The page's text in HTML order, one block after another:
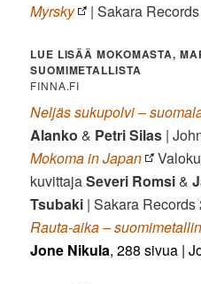
Myrsky
| Sakara
LUE LISÄÄ MOKOMASTA,
SUOMIMETALLISTA
FINNA.FI
Neljäs sukupolvi –
Alanko & Petri Silas |
Mokoma in Japan
kuvittajaSeveri Romsi&
Tsubaki | Sakara Records
Rauta-aika –
Jone Nikula, 288 sivua |